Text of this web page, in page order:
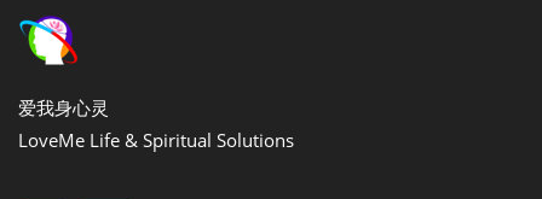
爱我身心灵
LoveMe Life & Spiritual Solutions